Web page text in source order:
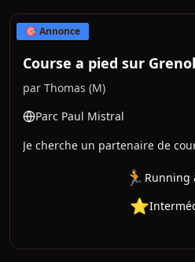
🎯 Annonce
Course a pied sur
par Thomas (M)
Parc Paul Mistral
Je cherche un partenaire de
🏃 Running
⭐